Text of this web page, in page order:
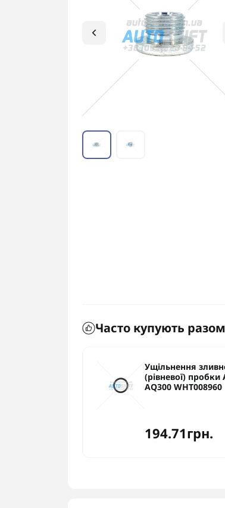
Часто купують разом
Ущільнення
(рівневої)
AQ300 WHT008960
194.71грн.